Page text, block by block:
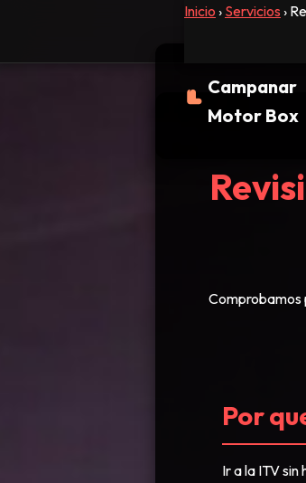
Campanar
Motor Box
Inicio › Servicios›
Comprobamos
Por
Ir a la ITV